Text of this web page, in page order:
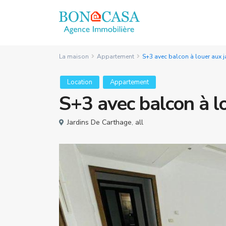
La maison Appartement S+3 avec balcon à louer aux
Location Appartement
S+3 avec balcon à
Jardins De Carthage, all